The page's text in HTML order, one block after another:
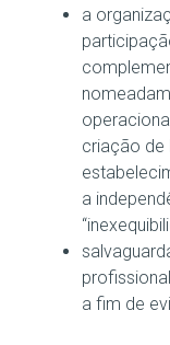
a
criação de
a
a fim de